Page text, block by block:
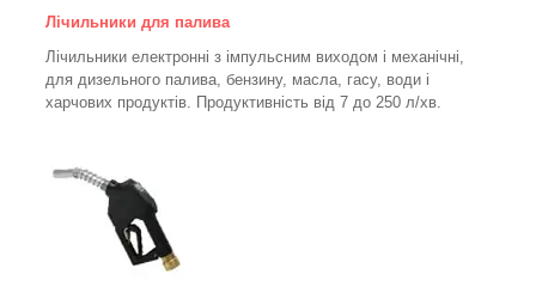
Лічильники для палива
Лічильники електронні з імпульсним виходом і механічні,
для дизельного палива, бензину, масла, гасу, води і
харчових продуктів. Продуктивність від 7 до 250 л/хв.